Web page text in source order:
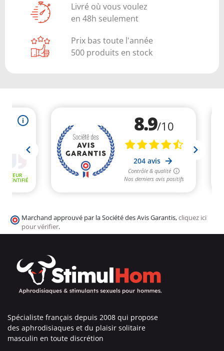
Livré où vous voulez
en 48h seulement
Prix bas toute l'année
500 produits en stock
Marchand approuvé par la Société des Avis Garantis,cliquez ici
pour vérifier.
Spécialiste français depuis 2008 qui propose
des aphrodisiaques et du plaisir solitaire
masculin en toute discrétion